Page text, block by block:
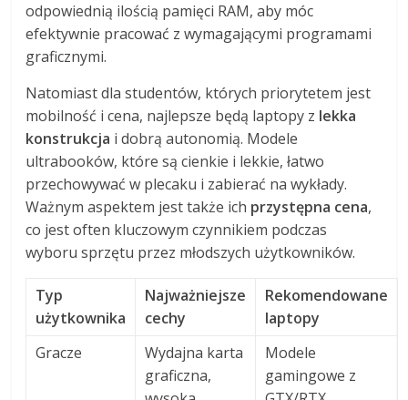
odpowiednią ilością pamięci RAM, aby móc
efektywnie pracować z wymagającymi programami
graficznymi.
Natomiast dla studentów, których priorytetem jest
mobilność i cena, najlepsze będą laptopy z lekka
konstrukcja i dobrą autonomią. Modele
ultrabooków, które są cienkie i lekkie, łatwo
przechowywać w plecaku i zabierać na wykłady.
Ważnym aspektem jest także ich przystępna cena,
co jest often kluczowym czynnikiem podczas
wyboru sprzętu przez młodszych użytkowników.
Typ
użytkownika
Najważniejsze
cechy
Rekomendowane
laptopy
Gracze
Wydajna karta
graficzna,
Modele
gamingowe z